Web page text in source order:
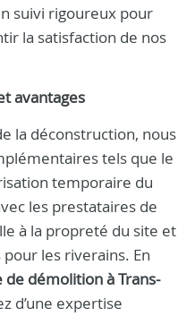
suivi rigoureux pour
la satisfaction de nos
avantages
la déconstruction, nous
tels que le
temporaire du
les prestataires de
à la propreté du site et
les riverains. En
démolition à Trans-
d’une expertise